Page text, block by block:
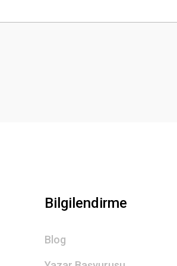
Bilgilendirme
Blog